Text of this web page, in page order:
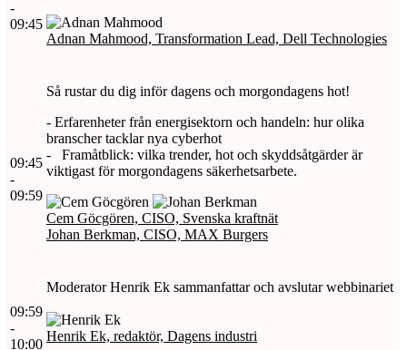
-
09:45
Adnan Mahmood, Transformation Lead, Dell Technologies
09:45
-
09:59
Så rustar du dig inför dagens och morgondagens hot!
- Erfarenheter från energisektorn och handeln: hur olika
branscher tacklar nya cyberhot
- Framåtblick: vilka trender, hot och skyddsåtgärder är
viktigast för morgondagens säkerhetsarbete.
Cem Göcgören, CISO, Svenska kraftnät
Johan Berkman, CISO, MAX Burgers
09:59
-
10:00
Moderator Henrik Ek sammanfattar och avslutar webbinariet
Henrik Ek, redaktör, Dagens industri